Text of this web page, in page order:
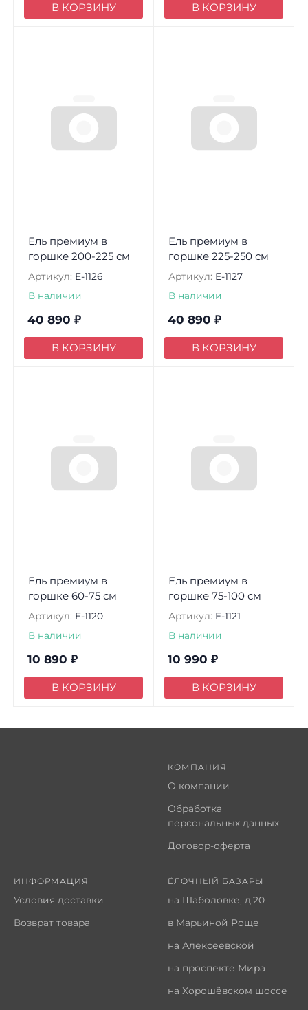
В КОРЗИНУ В КОРЗИНУ
Ель премиум в
горшке 200-225 см
Артикул: E-1126
В наличии
40 890 ₽
В КОРЗИНУ
Ель премиум в
горшке 225-250 см
Артикул: E-1127
В наличии
40 890 ₽
В КОРЗИНУ
Ель премиум в
горшке 60-75 см
Артикул: E-1120
В наличии
10 890 ₽
В КОРЗИНУ
Ель премиум в
горшке 75-100 см
Артикул: E-1121
В наличии
10 990 ₽
В КОРЗИНУ
КОМПАНИЯ
О компании
Обработка
персональных данных
Договор-оферта
ИНФОРМАЦИЯ
Условия доставки
Возврат товара
ЁЛОЧНЫЙ БАЗАРЫ
на Шаболовке, д.20
в Марьиной Роще
на Алексеевской
на проспекте Мира
на Хорошёвском шоссе